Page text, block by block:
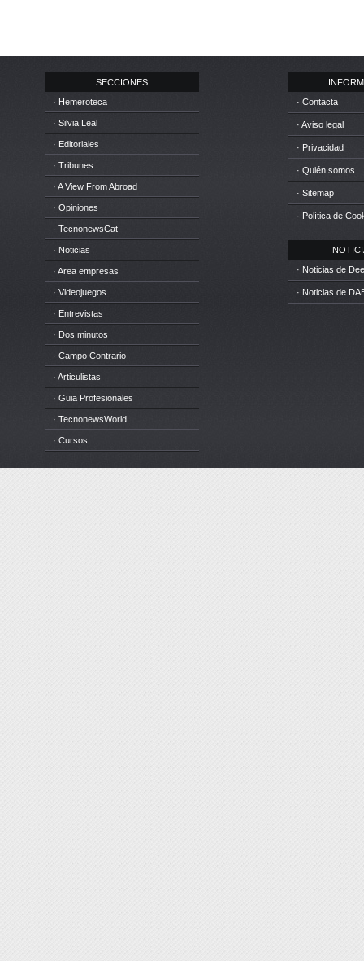
SECCIONES
· Hemeroteca
· Silvia Leal
· Editoriales
· Tribunes
· A View From Abroad
· Opiniones
· TecnonewsCat
· Noticias
· Area empresas
· Videojuegos
· Entrevistas
· Dos minutos
· Campo Contrario
· Articulistas
· Guia Profesionales
· TecnonewsWorld
· Cursos
· Contacta
· Aviso legal
· Privacidad
· Quién somos
· Sitemap
· Política de
· Noticias de
· Noticias de